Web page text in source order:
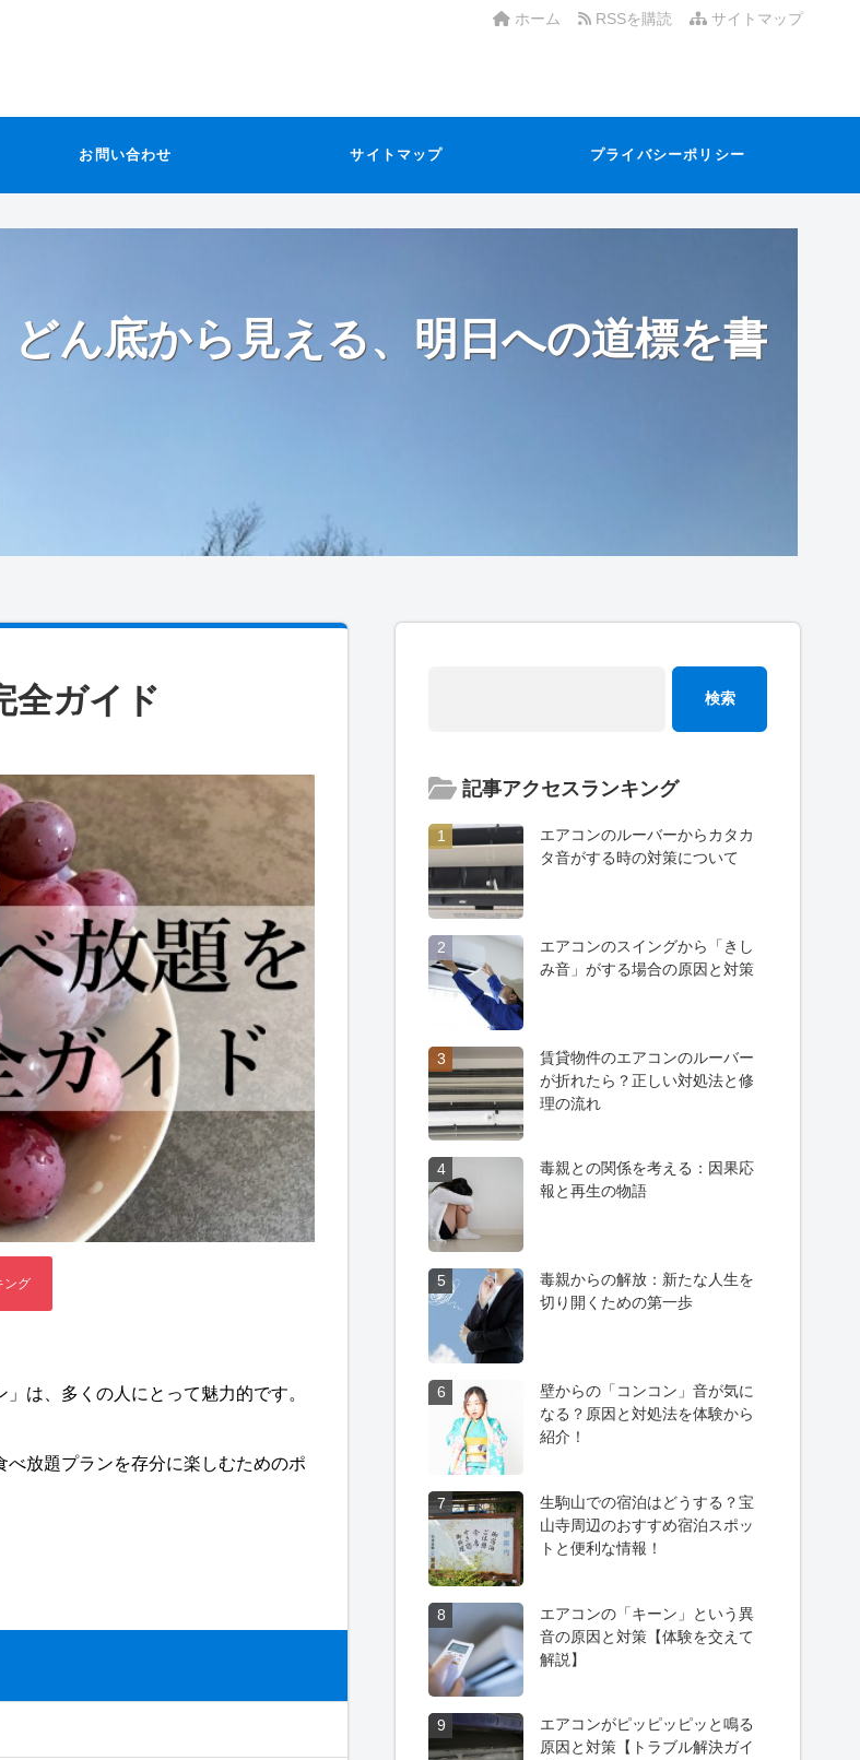
サイトマップ
RSSを購読
ホーム
お問い合わせ サイトマップ プライバシーポリシー
ん底から見える、明日への道標を書
全ガイド
は、多くの人にとって魅力的です。
放題プランを存分に楽しむためのポ
記事アクセスランキング
1
エアコンのルーバーからカタカ
タ音がする時の対策について
2
エアコンのスイングから「きし
み音」がする場合の原因と対策
3
賃貸物件のエアコンのルーバー
が折れたら？正しい対処法と修
理の流れ
4
毒親との関係を考える：因果応
報と再生の物語
5
毒親からの解放：新たな人生を
切り開くための第一歩
6
壁からの「コンコン」音が気に
なる？原因と対処法を体験から
紹介！
7
生駒山での宿泊はどうする？宝
山寺周辺のおすすめ宿泊スポッ
トと便利な情報！
8
エアコンの「キーン」という異
音の原因と対策【体験を交えて
解説】
9
エアコンがピッピッピッと鳴る
原因と対策【トラブル解決ガイ